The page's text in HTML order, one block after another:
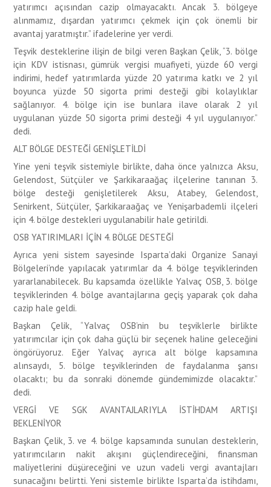
yatırımcı açısından cazip olmayacaktı. Ancak 3. bölgeye
alınmamız, dışardan yatırımcı çekmek için çok önemli bir
avantaj yaratmıştır.” ifadelerine yer verdi.
Teşvik desteklerine ilişin de bilgi veren Başkan Çelik, “3. bölge
için KDV istisnası, gümrük vergisi muafiyeti, yüzde 60 vergi
indirimi, hedef yatırımlarda yüzde 20 yatırıma katkı ve 2 yıl
boyunca yüzde 50 sigorta primi desteği gibi kolaylıklar
sağlanıyor. 4. bölge için ise bunlara ilave olarak 2 yıl
uygulanan yüzde 50 sigorta primi desteği 4 yıl uygulanıyor.”
dedi.
ALT BÖLGE DESTEĞİ GENİŞLETİLDİ
Yine yeni teşvik sistemiyle birlikte, daha önce yalnızca Aksu,
Gelendost, Sütçüler ve Şarkikaraağaç ilçelerine tanınan 3.
bölge desteği genişletilerek Aksu, Atabey, Gelendost,
Senirkent, Sütçüler, Şarkikaraağaç ve Yenişarbademli ilçeleri
için 4. bölge destekleri uygulanabilir hale getirildi.
OSB YATIRIMLARI İÇİN 4. BÖLGE DESTEĞİ
Ayrıca yeni sistem sayesinde Isparta’daki Organize Sanayi
Bölgeleri’nde yapılacak yatırımlar da 4. bölge teşviklerinden
yararlanabilecek. Bu kapsamda özellikle Yalvaç OSB, 3. bölge
teşviklerinden 4. bölge avantajlarına geçiş yaparak çok daha
cazip hale geldi.
Başkan Çelik, “Yalvaç OSB’nin bu teşviklerle birlikte
yatırımcılar için çok daha güçlü bir seçenek haline geleceğini
öngörüyoruz. Eğer Yalvaç ayrıca alt bölge kapsamına
alınsaydı, 5. bölge teşviklerinden de faydalanma şansı
olacaktı; bu da sonraki dönemde gündemimizde olacaktır.”
dedi.
VERGİ VE SGK AVANTAJLARIYLA İSTİHDAM ARTIŞI
BEKLENİYOR
Başkan Çelik, 3. ve 4. bölge kapsamında sunulan desteklerin,
yatırımcıların nakit akışını güçlendireceğini, finansman
maliyetlerini düşüreceğini ve uzun vadeli vergi avantajları
sunacağını belirtti. Yeni sistemle birlikte Isparta’da istihdamı,